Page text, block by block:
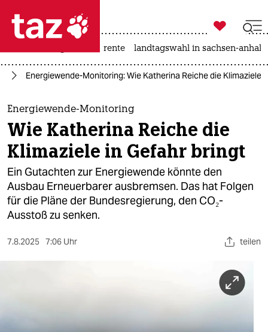
 taz zahl ich
taz zahl ich
themen
politik
öko
gesellschaft
kultur
sport
wahrheit

taz zahl ich
rente landtagswahl in sachsen-anhalt
Energiewende-Monitoring: Wie Katherina Reiche die Klimaziele
Energiewende-Monitoring
Wie Katherina Reiche die
Klimaziele in Gefahr bringt
Ein Gutachten zur Energiewende könnte den
Ausbau Erneuerbarer ausbremsen. Das hat Folgen
für die Pläne der Bundesregierung, den CO₂-
Ausstoß zu senken.
7.8.2025 7:06 Uhr teilen